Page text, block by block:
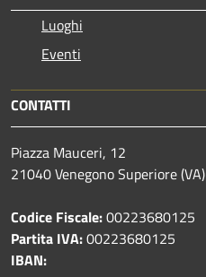
Luoghi
Eventi
CONTATTI
Piazza Mauceri, 12
21040 Venegono Superiore (VA)
Codice Fiscale:00223680125
Partita IVA:00223680125
IBAN: